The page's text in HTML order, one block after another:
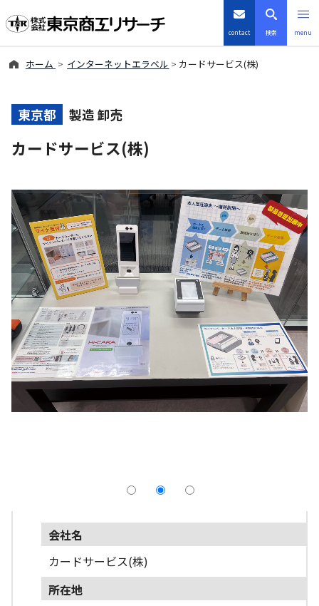
contact 検索 menu
TSRデータインサイト
TSR-PLUS
優良企業サイト
会社案内
商品・サービス
導入事例
採用情報
よくあるご質問
English
ホーム インターネットエラベル カードサービス(株)
東京都 製造 卸売
カードサービス(株)
会社名
カードサービス(株)
所在地